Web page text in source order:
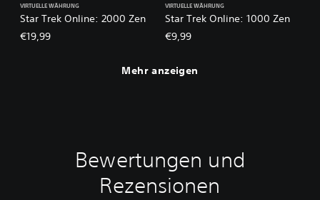
Star Trek Online: 2000 Zen
VIRTUELLE WÄHRUNG
€19,99
Star Trek Online: 1000 Zen
VIRTUELLE WÄHRUNG
€9,99
Mehr anzeigen
Bewertungen und
Rezensionen